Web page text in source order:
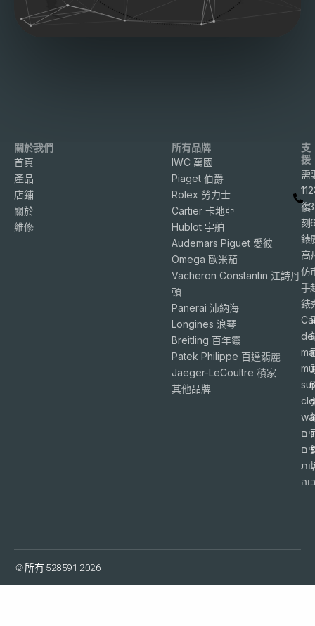
關於我們
首頁
產品
店鋪
關於
維修
所有品牌
IWC 萬國
Piaget 伯爵
Rolex 勞力士
Cartier 卡地亞
Hublot 宇舶
Audemars Piguet 愛彼
Omega 歐米茄
Vacheron Constantin 江詩丹
頓
Panerai 沛納海
Longines 浪琴
Breitling 百年靈
Patek Philippe 百達翡麗
Jaeger-LeCoultre 積家
其他品牌
支
援
需
復
刻
錶
高
仿
手
錶
de
© 所有 528591 2026